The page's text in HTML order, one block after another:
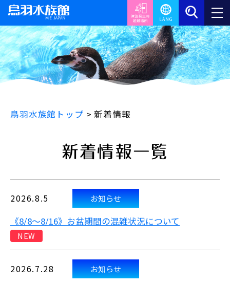
鳥羽水族館トップ >新着情報
新着情報一覧
2026.8.5 お知らせ
《8/8～8/16》お盆期間の混雑状況について
NEW
2026.7.28 お知らせ